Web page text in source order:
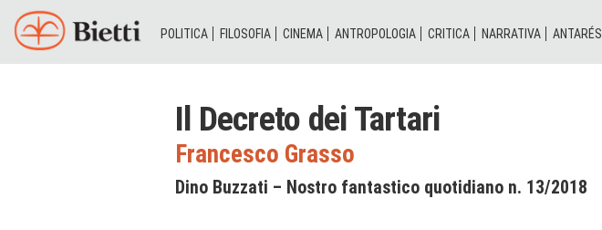
POLITICA FILOSOFIA CINEMA ANTROPOLOGIA CRITICA NARRATIVA ANTARÉS
Il Decreto dei Tartari
Francesco Grasso
Dino Buzzati – Nostro fantastico quotidiano n. 13/2018